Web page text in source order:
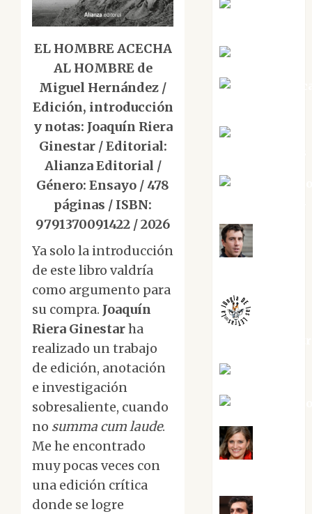
EL HOMBRE ACECHA
AL HOMBRE de
Miguel Hernández /
Edición, introducción
y notas: Joaquín Riera
Ginestar / Editorial:
Alianza Editorial /
Género: Ensayo / 478
páginas / ISBN:
9791370091422 / 2026
Ya solo la introducción
de este libro valdría
como argumento para
su compra. Joaquín
Riera Ginestarha
realizado un trabajo
de edición, anotación
e investigación
sobresaliente, cuando
no summa cum laude.
Me he encontrado
muy pocas veces con
una edición crítica
donde se logre